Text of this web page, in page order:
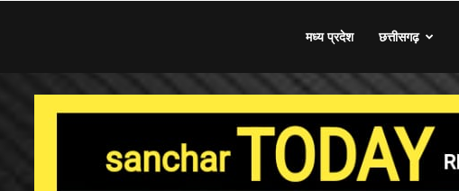
मध्य प्रदेश छत्तीसगढ़